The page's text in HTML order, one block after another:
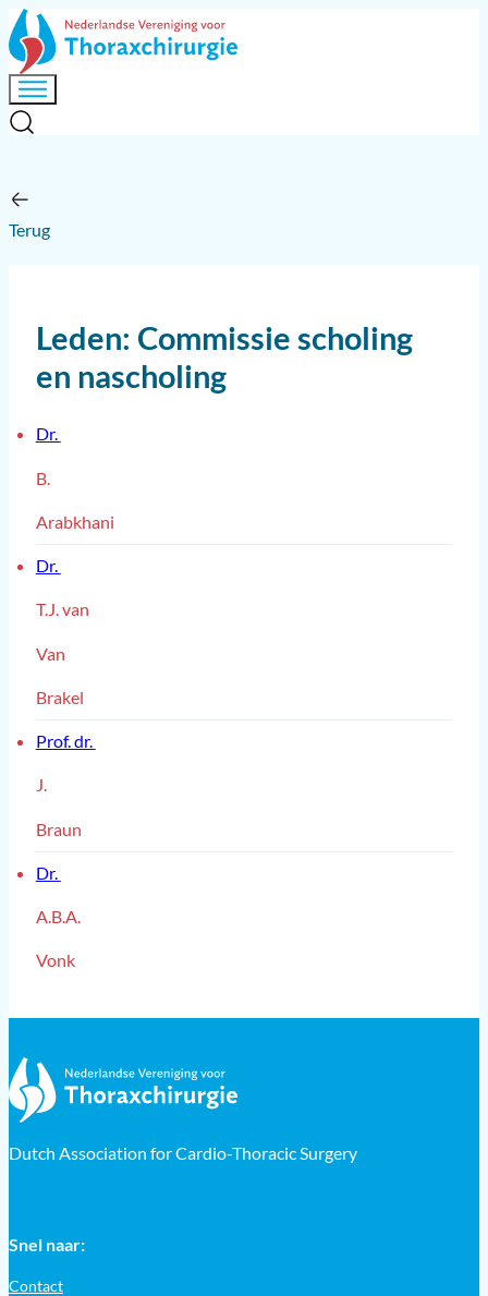
Terug
Leden: Commissie scholing
en nascholing
Dr.
B.
Arabkhani
Dr.
T.J. van
Van
Brakel
Prof. dr.
J.
Braun
Dr.
A.B.A.
Vonk
Dutch Association for Cardio-Thoracic Surgery
Snel naar:
Contact